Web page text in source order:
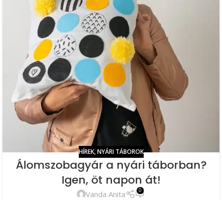
HÍREK,NYÁRI TÁBOROK
Álomszobagyár a nyári táborban?
Igen, öt napon át!
Vanda Anita 0